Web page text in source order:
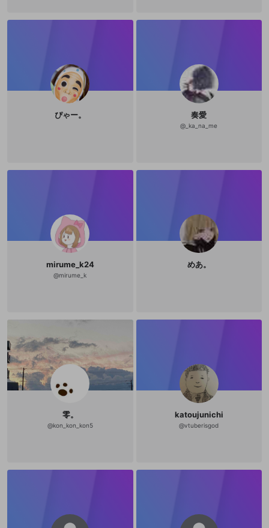
ぴゃー。 奏愛
@ _ka_na_me
mirume_k24
@mirume_k
めあ。
零。
@kon_kon_kon5
katoujunichi
@vtuberisgod